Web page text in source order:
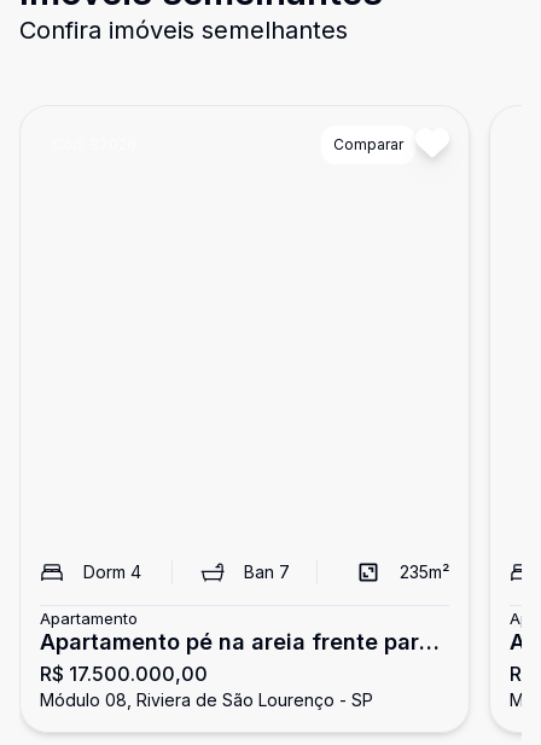
Confira imóveis semelhantes
Comparar
Dorm 4 Ban 7 235m²
Apartamento
Apartamento pé na areia frente para
o mar, 4 suítes, Riviera
R$ 17.500.000,00
Módulo 08, Riviera de São Lourenço - SP
4